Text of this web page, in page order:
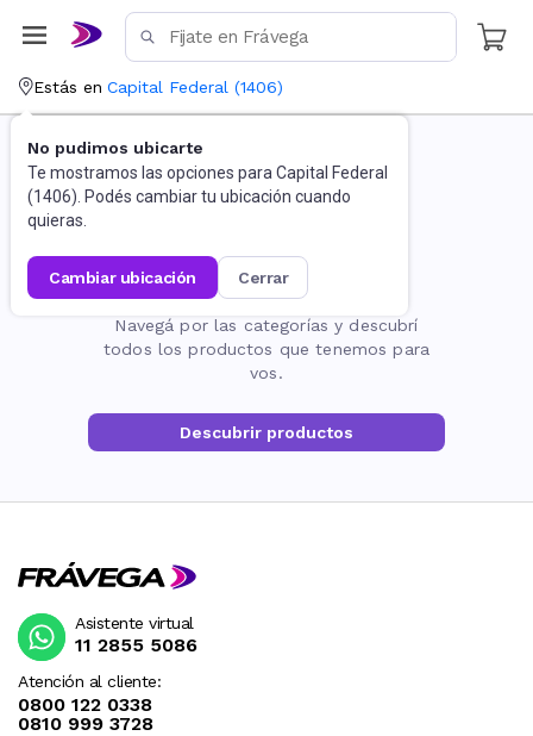
Estás en Capital Federal (1406)
No pudimos ubicarte
Te mostramos las opciones para Capital Federal
(1406). Podés cambiar tu ubicación cuando
quieras.
cambiar ubicación cerrar
La página no existe
Navegá por las categorías y descubrí
todos los productos que tenemos para
vos.
Descubrir productos
Atención al cliente:
0800 122 0338
0810 999 3728
Asistente virtual
11 2855 5086